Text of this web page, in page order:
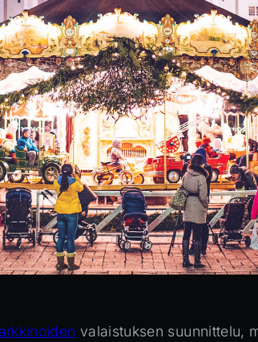
valaistuksen suunnittelu,